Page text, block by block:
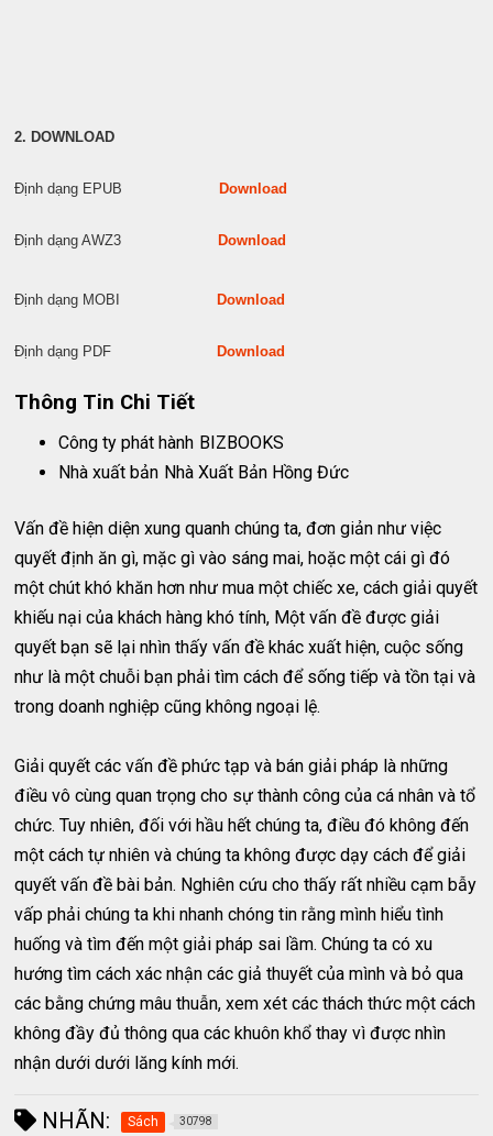
2. DOWNLOAD
Định dạng EPUB Download
Định dạng AWZ3 Download
Định dạng MOBI Download
Định dạng PDF Download
Thông Tin Chi Tiết
Công ty phát hành BIZBOOKS
Nhà xuất bản Nhà Xuất Bản Hồng Đức
Vấn đề hiện diện xung quanh chúng ta, đơn giản như việc
quyết định ăn gì, mặc gì vào sáng mai, hoặc một cái gì đó
một chút khó khăn hơn như mua một chiếc xe, cách giải quyết
khiếu nại của khách hàng khó tính, Một vấn đề được giải
quyết bạn sẽ lại nhìn thấy vấn đề khác xuất hiện, cuộc sống
như là một chuỗi bạn phải tìm cách để sống tiếp và tồn tại và
trong doanh nghiệp cũng không ngoại lệ.
Giải quyết các vấn đề phức tạp và bán giải pháp là những
điều vô cùng quan trọng cho sự thành công của cá nhân và tổ
chức. Tuy nhiên, đối với hầu hết chúng ta, điều đó không đến
một cách tự nhiên và chúng ta không được dạy cách để giải
quyết vấn đề bài bản. Nghiên cứu cho thấy rất nhiều cạm bẫy
vấp phải chúng ta khi nhanh chóng tin rằng mình hiểu tình
huống và tìm đến một giải pháp sai lầm. Chúng ta có xu
hướng tìm cách xác nhận các giả thuyết của mình và bỏ qua
các bằng chứng mâu thuẫn, xem xét các thách thức một cách
không đầy đủ thông qua các khuôn khổ thay vì được nhìn
nhận dưới dưới lăng kính mới.
NHÃN: Sách 30798